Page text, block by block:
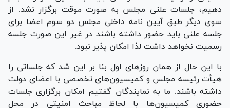
دهیم، جلسات علنی مجلس به صورت موقت برگزار نشد. از
سوی دیگر طبق آیین نامه داخلی مجلس دو سوم اعضا برای
جلسه علنی باید حضور داشته باشند در غیر این صورت جلسه
رسمیت نخواهد داشت لذا امکان پذیر نبود.
با این حال از همان روز‌های اول بنا بر این شد که جلساتی را
هیأت رئیسه مجلس و کمیسیون‌های تخصصی با اعضای دولت
داشته باشند. ما به نمایندگان گفتیم امکان برگزاری جلسات
حضوری کمیسیون‌ها با لحاظ مباحث امنیتی در محل